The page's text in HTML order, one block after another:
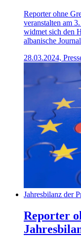
Reporter ohne
veranstalten am
widmet sich den
albanische
28.03.2024,
Jahresbilanz der
Reporter